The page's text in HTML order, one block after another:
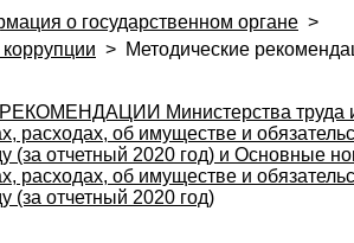
о государственном органе >
> Методические
Министерства
расходах, об имуществе и
(за отчетный 2020 год) и Основные
расходах, об имуществе и
(за отчетный 2020 год)